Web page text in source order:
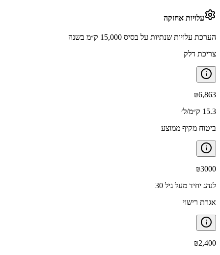
עלויות אחזקה
הערכת עלויות שנתיות על בסיס 15,000 ק״מ בשנה
צריכת דלק
₪6,863
15.3 ק״מ/ל׳
ביטוח מקיף ממוצע
₪3000
לנהג יחיד מעל גיל 30
אגרת רישוי
₪2,400